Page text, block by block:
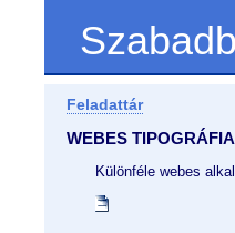
Feladattár
WEBES
Különféle webes